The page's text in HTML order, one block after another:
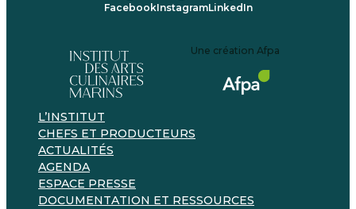
FacebookInstagramLinkedIn
Une création Afpa
L’INSTITUT
CHEFS ET PRODUCTEURS
ACTUALITÉS
AGENDA
ESPACE PRESSE
DOCUMENTATION ET RESSOURCES